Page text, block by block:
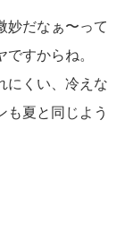
妙だなぁ〜って
すからね。
にくい、冷えな
も夏と同じよう